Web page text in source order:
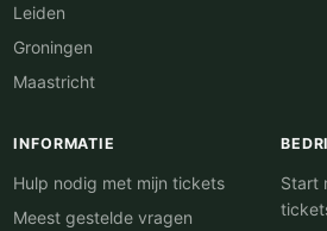
Leiden
Groningen
Maastricht
INFORMATIE
Hulp nodig met mijn tickets
Meest gestelde vragen
Start